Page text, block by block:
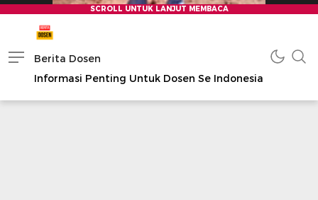
Berita Dosen
Informasi Penting Untuk Dosen Se Indonesia